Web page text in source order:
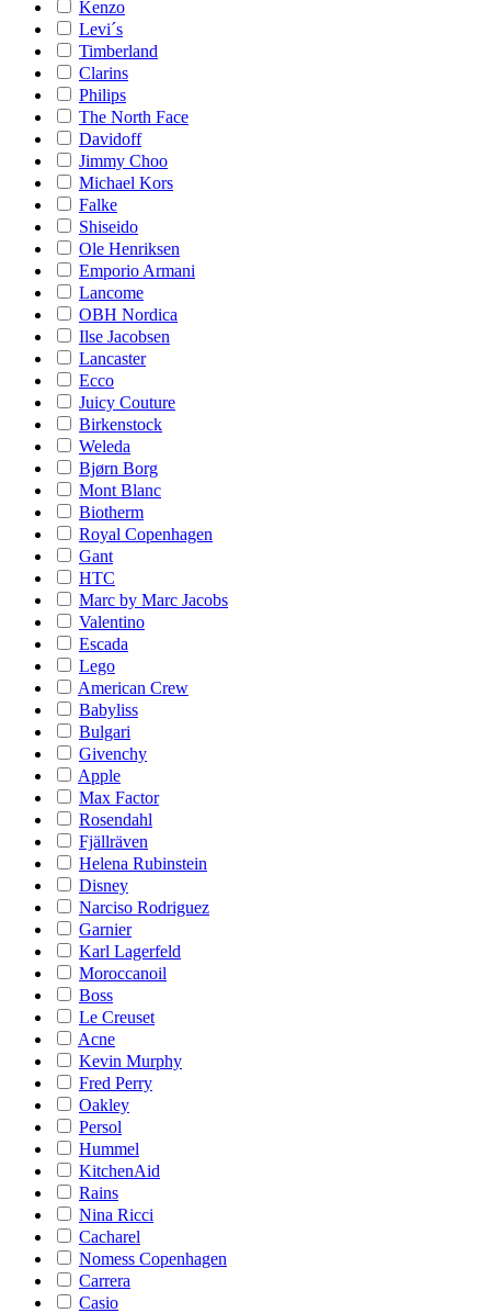
Kenzo
Levi´s
Timberland
Clarins
Philips
The North Face
Davidoff
Jimmy Choo
Michael Kors
Falke
Shiseido
Ole Henriksen
Emporio Armani
Lancome
OBH Nordica
Ilse Jacobsen
Lancaster
Ecco
Juicy Couture
Birkenstock
Weleda
Bjørn Borg
Mont Blanc
Biotherm
Royal Copenhagen
Gant
HTC
Marc by Marc Jacobs
Valentino
Escada
Lego
American Crew
Babyliss
Bulgari
Givenchy
Apple
Max Factor
Rosendahl
Fjällräven
Helena Rubinstein
Disney
Narciso Rodriguez
Garnier
Karl Lagerfeld
Moroccanoil
Boss
Le Creuset
Acne
Kevin Murphy
Fred Perry
Oakley
Persol
Hummel
KitchenAid
Rains
Nina Ricci
Cacharel
Nomess Copenhagen
Carrera
Casio